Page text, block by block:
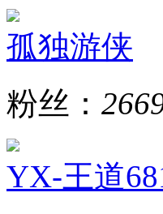
孤独游侠
粉丝：
YX-王道